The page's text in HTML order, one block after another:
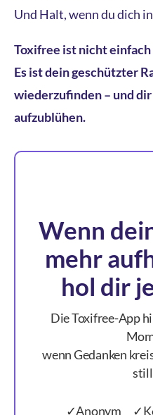
Und Halt, wenn du dich
Toxifree ist nicht
Es ist dein geschützter
wiederzufinden – und
aufzublühen.
Wenn
mehr
hol dir
Die Toxifree-App
wenn Gedanken
✓Anonym